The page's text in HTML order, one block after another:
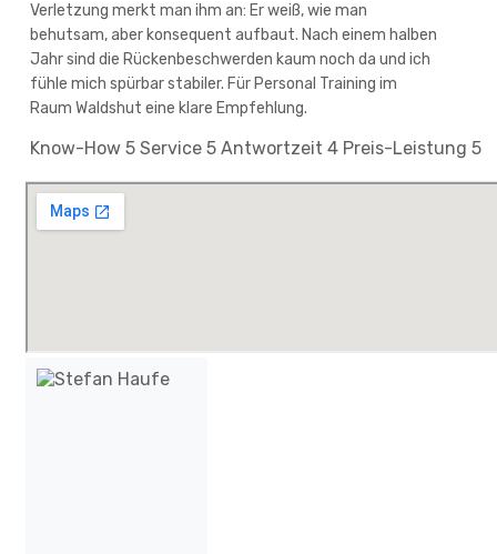
Verletzung merkt man ihm an: Er weiß, wie man
behutsam, aber konsequent aufbaut. Nach einem halben
Jahr sind die Rückenbeschwerden kaum noch da und ich
fühle mich spürbar stabiler. Für Personal Training im
Raum Waldshut eine klare Empfehlung.
Know-How 5 Service 5 Antwortzeit 4 Preis-Leistung 5